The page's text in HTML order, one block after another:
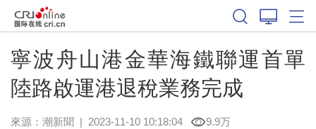
寧波舟山港金華海鐵聯運首單
陸路啟運港退稅業務完成
來源： 潮新聞 | 2023-11-10 10:18:04 9.9万